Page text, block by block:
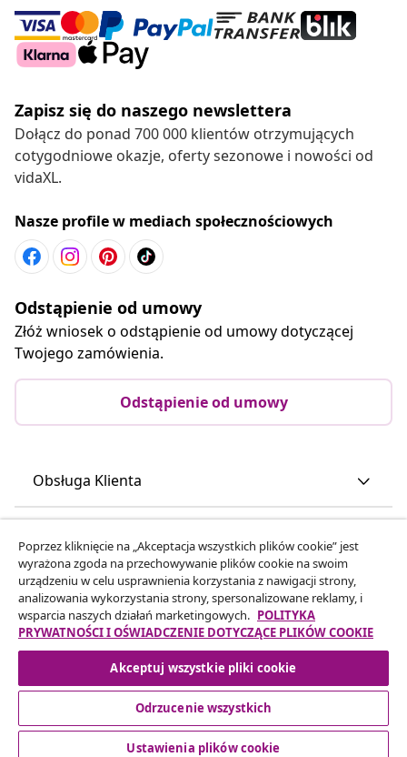
Zapisz się do naszego newslettera
Dołącz do ponad 700 000 klientów otrzymujących
cotygodniowe okazje, oferty sezonowe i nowości od
vidaXL.
Nasze profile w mediach społecznościowych
Odstąpienie od umowy
Złóż wniosek o odstąpienie od umowy dotyczącej
Twojego zamówienia.
Odstąpienie od umowy
Obsługa Klienta
vidaXL
Odkryj więcej
Poprzez kliknięcie na „Akceptacja wszystkich plików cookie” jest
wyrażona zgoda na przechowywanie plików cookie na swoim
urządzeniu w celu usprawnienia korzystania z nawigacji strony,
analizowania wykorzystania strony, spersonalizowane reklamy, i
wsparcia naszych działań marketingowych. POLITYKA
PRYWATNOŚCI I OŚWIADCZENIE DOTYCZĄCE PLIKÓW COOKIE
Akceptuj wszystkie pliki cookie
Odrzucenie wszystkich
Ustawienia plików cookie